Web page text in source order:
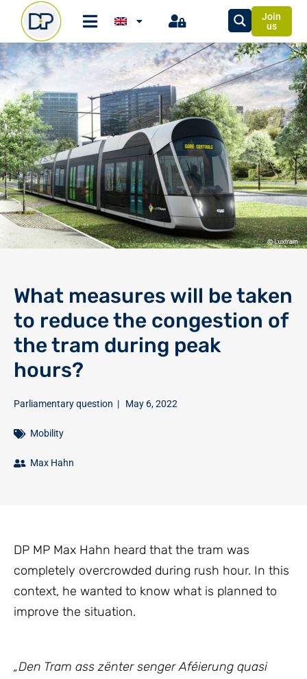
Join
us
What measures will be taken
to reduce the congestion of
the tram during peak
hours?
Parliamentary question | May 6, 2022
Mobility
Max Hahn
DP MP Max Hahn heard that the tram was
completely overcrowded during rush hour. In this
context, he wanted to know what is planned to
improve the situation.
„Den Tram ass zënter senger Aféierung quasi